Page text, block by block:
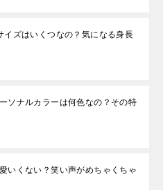
イズはいくつなの？気になる身長
ソナルカラーは何色なの？その特
いくない？笑い声がめちゃくちゃ